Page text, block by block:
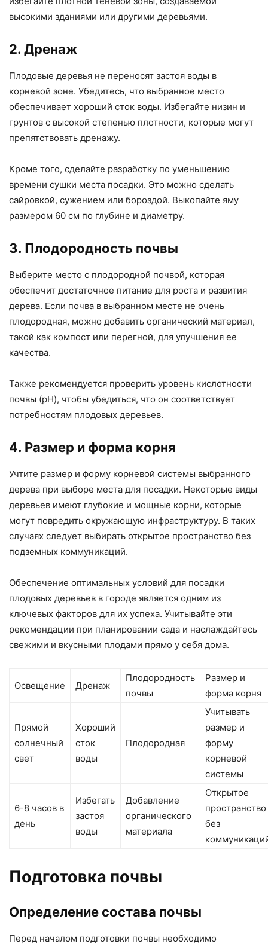
высокими зданиями или другими деревьями.
2. Дренаж
Плодовые деревья не переносят застоя воды в
корневой зоне. Убедитесь, что выбранное место
обеспечивает хороший сток воды. Избегайте низин и
грунтов с высокой степенью плотности, которые могут
препятствовать дренажу.
Кроме того, сделайте разработку по уменьшению
времени сушки места посадки. Это можно сделать
сайровкой, сужением или бороздой. Выкопайте яму
размером 60 см по глубине и диаметру.
3. Плодородность почвы
Выберите место с плодородной почвой, которая
обеспечит достаточное питание для роста и развития
дерева. Если почва в выбранном месте не очень
плодородная, можно добавить органический материал,
такой как компост или перегной, для улучшения ее
качества.
Также рекомендуется проверить уровень кислотности
почвы (pH), чтобы убедиться, что он соответствует
потребностям плодовых деревьев.
4. Размер и форма корня
Учтите размер и форму корневой системы выбранного
дерева при выборе места для посадки. Некоторые виды
деревьев имеют глубокие и мощные корни, которые
могут повредить окружающую инфраструктуру. В таких
случаях следует выбирать открытое пространство без
подземных коммуникаций.
Обеспечение оптимальных условий для посадки
плодовых деревьев в городе является одним из
ключевых факторов для их успеха. Учитывайте эти
рекомендации при планировании сада и наслаждайтесь
свежими и вкусными плодами прямо у себя дома.
Освещение Дренаж
Плодородность
почвы
Размер и
форма корня
Прямой
солнечный
свет
Хороший
сток
воды
Плодородная
Учитывать
размер и
форму
корневой
системы
6-8 часов в
день
Избегать
застоя
воды
Добавление
органического
материала
Открытое
пространство
без
Подготовка почвы
Определение состава почвы
Перед началом подготовки почвы необходимо